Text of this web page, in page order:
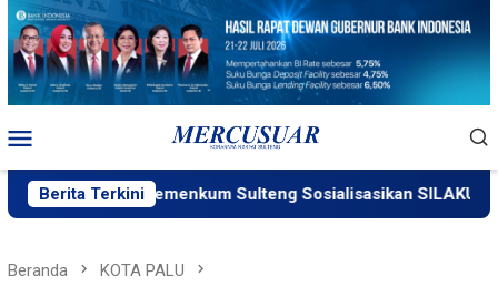
Loncat
konten
Mobile
Berita Terkini
Kemenkum Sulteng Sosialisasikan SILAKUM
Beranda KOTA PALU